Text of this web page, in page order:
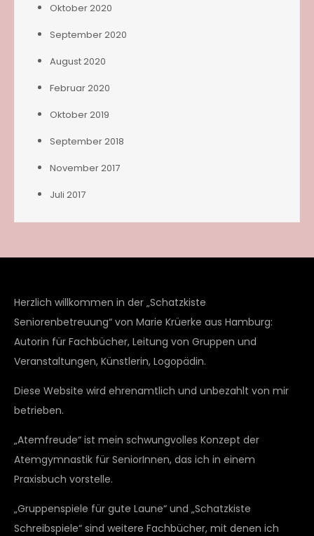
Oktober 2020
September 2020
August 2020
Februar 2020
Oktober 2019
September 2018
November 2017
Juli 2017
Herzlich willkommen in der „Schatzkiste
Seniorenbetreuung“ von Marie Krüerke aus Hamburg:
Autorin für Fachbücher, Leitung von Gruppen und
Veranstaltungen, Künstlerin, Logopädin.
Diese Website wird ehrenamtlich und unbezahlt von mir
betrieben.
„Atemfreude“ ist mein schwungvolles Konzept der
Atemgymnastik für SeniorInnen, das ich in einem
Praxisbuch vorstelle.
„Gruppenspiele für gute Laune“ und „Schatzkiste
Schreibspiele“ sind weitere Fachbücher, mit denen ich